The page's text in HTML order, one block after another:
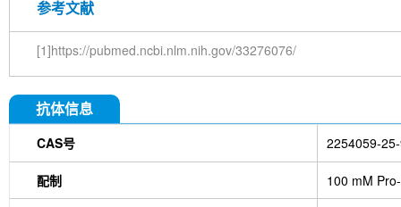
参考文献
[1]https://pubmed.ncbi.nlm.nih.gov/33276076/
抗体信息
CAS号 2254059-
配制 100 mM